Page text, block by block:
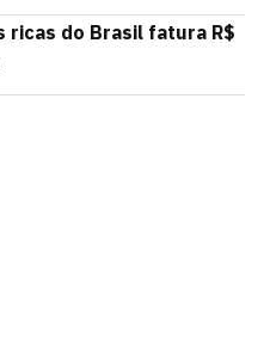
ricas do Brasil fatura R$